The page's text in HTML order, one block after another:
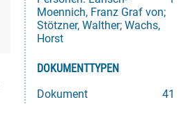
Moennich, Franz Graf von;
Stötzner, Walther; Wachs,
Horst
DOKUMENTTYPEN
41
Dokument